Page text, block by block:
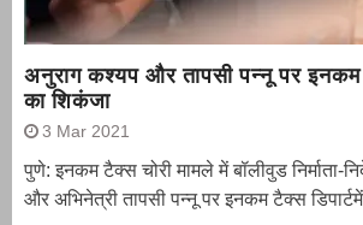
अनुराग कश्यप और तापसी पन्नू पर इनकम
का शिकंजा
3 Mar 2021
पुणे: इनकम टैक्स चोरी मामले में बॉलीवुड निर्माता-
और अभिनेत्री तापसी पन्नू पर इनकम टैक्स